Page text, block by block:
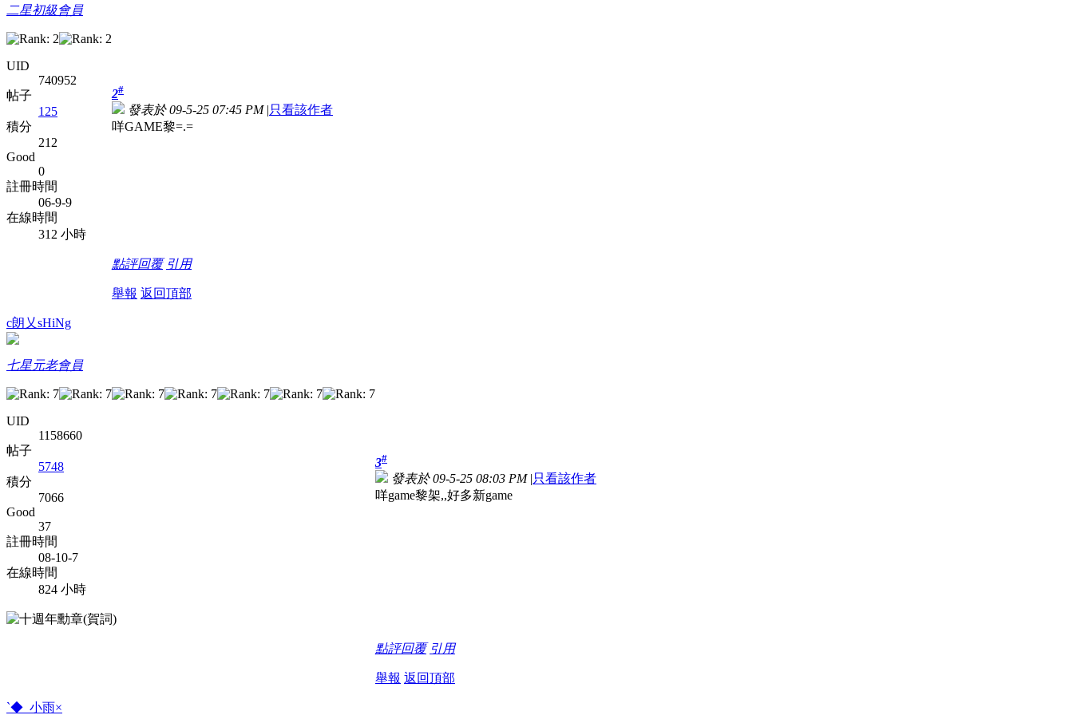
二星初級會員
UID
740952
帖子
125
積分
212
Good
0
註冊時間
06-9-9
在線時間
312 小時
2#
發表於 09-5-25 07:45 PM |只看該作者
咩GAME黎=.=
點評回覆 引用
舉報 返回頂部
c朗乂sHiNg
七星元老會員
UID
1158660
帖子
5748
積分
7066
Good
37
註冊時間
08-10-7
在線時間
824 小時
3#
發表於 09-5-25 08:03 PM |只看該作者
咩game黎架,,好多新game
點評回覆 引用
舉報 返回頂部
`◆_小雨×